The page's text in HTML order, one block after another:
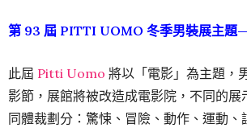
第 93 屆 PITTI UOMO 冬季男裝展主
此屆 Pitti Uomo 將以「電影」為主題，
影節，展館將被改造成電影院，不同的展
同體裁劃分：驚悚、冒險、動作、運動、